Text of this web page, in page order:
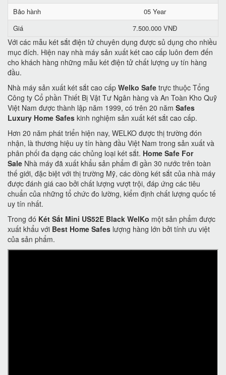
Bảo hành
05 Year
Giá
7.500.000 VNĐ
Với các mẫu két sắt điện tử chuyên dụng được sủ dụng cho nhiều
mục đích. Hiện nay nhà máy sản xuất két cao cấp luôn đem đến
cho khách hàng những mẫu két điện tử chất lượng uy tín hàng
đầu.
Nhà máy sản xuất két sắt cao cấp Welko Safe trực thuộc Tổng
Công ty Cổ phần Thiết Bị Vật Tư Ngân hàng và An Toàn Kho Quỹ
Việt Nam được thành lập năm 1999, có trên 20 năm Safes
Luxury Home Safes kinh nghiệm sản xuất két sắt cao cấp.
Hơn 20 năm phát triển hiện nay, WELKO được thị trường đón
nhận, là thương hiệu uy tín hàng đầu Việt Nam trong sản xuất và
phân phối đa dạng các chủng loại két sắt. Home Safe For
Sale Nhà máy đã xuất khẩu sản phẩm đi gần 30 nước trên toàn
thế giới, đặc biệt với thị trường Mỹ, các dòng két sắt của nhà máy
được đánh giá cao bởi chất lượng vượt trội, đáp ứng các tiêu
chuẩn của những tổ chức đo lường, kiểm định chất lượng quốc tế
uy tín nhất.
Trong đó Két Sắt Mini US52E Black WelKo một sản phẩm được
xuất khẩu với Best Home Safes lượng hàng lớn bởi tính ưu việt
của sản phẩm.